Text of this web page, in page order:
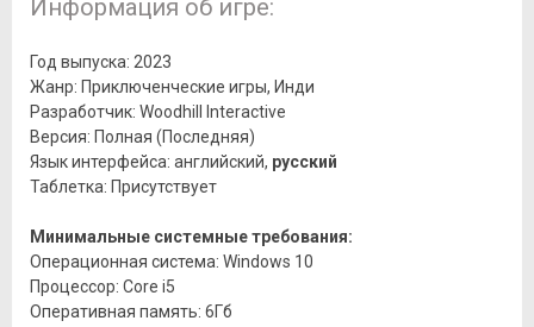
Информация об игре:
Год выпуска: 2023
Жанр: Приключенческие игры, Инди
Разработчик: Woodhill Interactive
Версия: Полная (Последняя)
Язык интерфейса: английский, русский
Таблетка: Присутствует
Минимальные системные требования:
Операционная система: Windows 10
Процессор: Core i5
Оперативная память: 6Гб